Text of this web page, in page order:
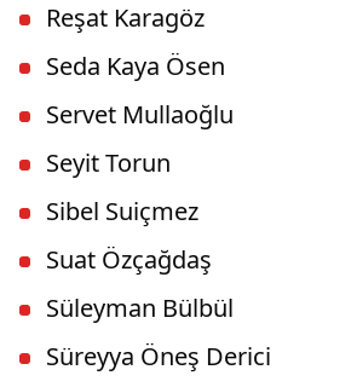
Reşat Karagöz
Seda Kaya Ösen
Servet Mullaoğlu
Seyit Torun
Sibel Suiçmez
Suat Özçağdaş
Süleyman Bülbül
Süreyya Öneş Derici